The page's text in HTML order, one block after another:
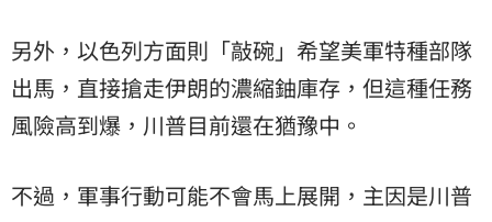
另外，以色列方面則「敲碗」希望美軍特種部隊
出馬，直接搶走伊朗的濃縮鈾庫存，但這種任務
風險高到爆，川普目前還在猶豫中。
不過，軍事行動可能不會馬上展開，主因是川普